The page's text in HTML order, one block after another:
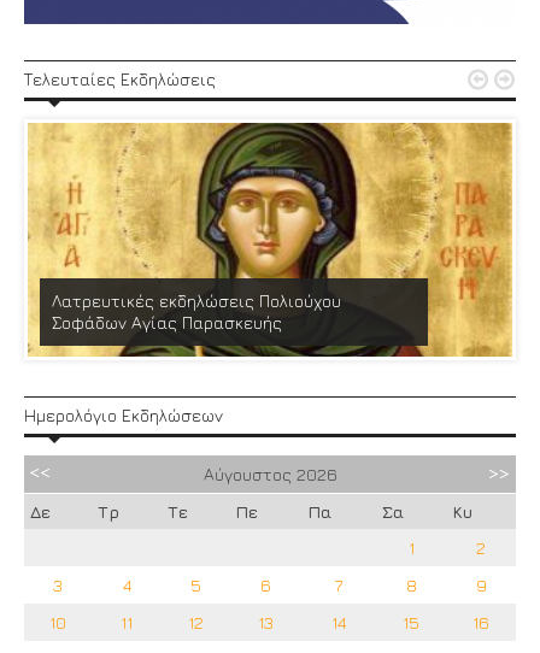
Τελευταίες Εκδηλώσεις
Λατρευτικές εκδηλώσεις Πολιούχου
Σοφάδων Αγίας Παρασκευής
 
Ημερολόγιο Εκδηλώσεων
Αύγουστος 2026
Δε
Τρ Τε Πε Πα Σα
Κυ
1
2
3
4 5 6 7 8
9
10
11 12 13 14 15
16